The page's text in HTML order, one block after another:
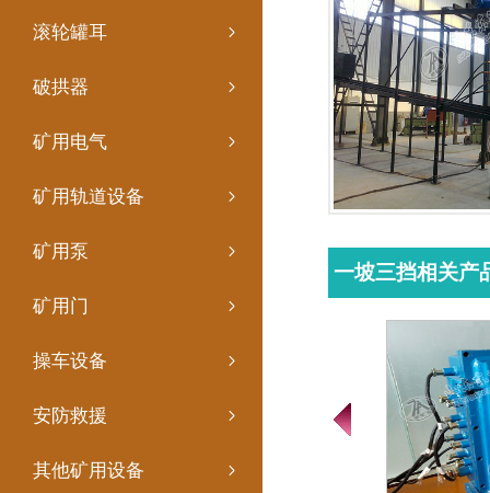
滚轮罐耳
破拱器
矿用电气
矿用轨道设备
矿用泵
矿用门
操车设备
安防救援
其他矿用设备
一坡三挡相关产